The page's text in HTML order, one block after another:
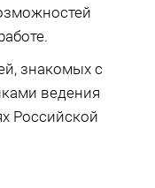
знакомых с
ведения
Российской